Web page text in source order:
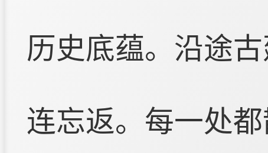
历史底蕴。沿途
连忘返。每一处